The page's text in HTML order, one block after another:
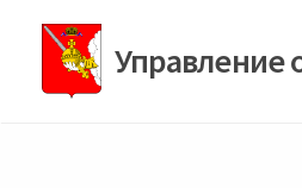
содержимомуУправление